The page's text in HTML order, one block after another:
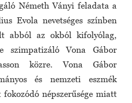
Németh Ványi feladata a
Evola nevetséges színben
abból az okból kifolyólag,
szimpatizáló Vona Gábor
közre. Vona Gábor
és nemzeti eszmék
népszerűsége miatt